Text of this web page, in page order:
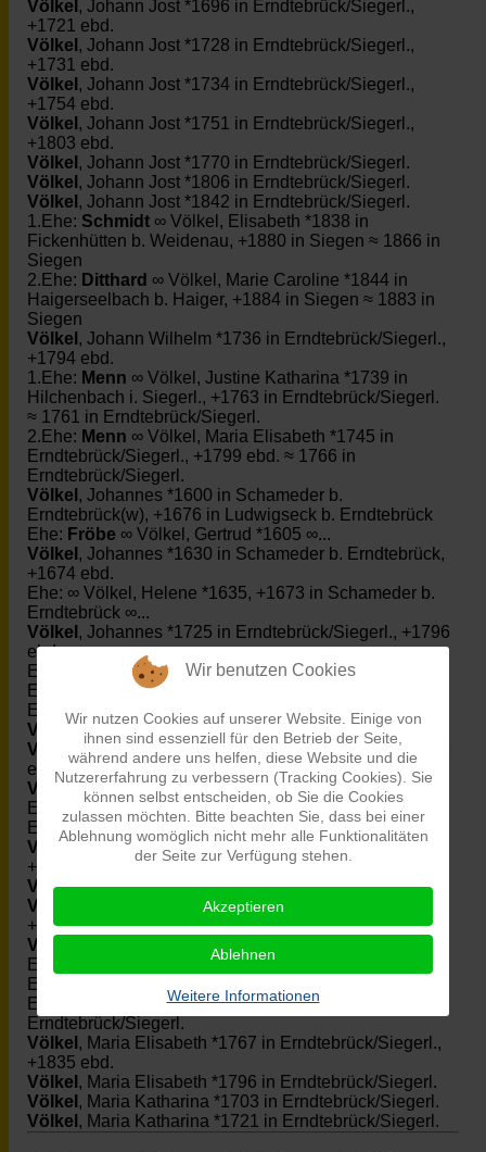
Völkel , Johann Jost *1696 in Erndtebrück/Siegerl.,
+1721 ebd.
Völkel , Johann Jost *1728 in Erndtebrück/Siegerl.,
+1731 ebd.
Völkel , Johann Jost *1734 in Erndtebrück/Siegerl.,
+1754 ebd.
Völkel , Johann Jost *1751 in Erndtebrück/Siegerl.,
+1803 ebd.
Völkel , Johann Jost *1770 in Erndtebrück/Siegerl.
Völkel , Johann Jost *1806 in Erndtebrück/Siegerl.
Völkel , Johann Jost *1842 in Erndtebrück/Siegerl.
1.Ehe: Schmidt ∞ Völkel, Elisabeth *1838 in
Fickenhütten b. Weidenau, +1880 in Siegen ≈ 1866 in
Siegen
2.Ehe: Ditthard ∞ Völkel, Marie Caroline *1844 in
Haigerseelbach b. Haiger, +1884 in Siegen ≈ 1883 in
Siegen
Völkel , Johann Wilhelm *1736 in Erndtebrück/Siegerl.,
+1794 ebd.
1.Ehe: Menn ∞ Völkel, Justine Katharina *1739 in
Hilchenbach i. Siegerl., +1763 in Erndtebrück/Siegerl.
≈ 1761 in Erndtebrück/Siegerl.
2.Ehe: Menn ∞ Völkel, Maria Elisabeth *1745 in
Erndtebrück/Siegerl., +1799 ebd. ≈ 1766 in
Erndtebrück/Siegerl.
Völkel , Johannes *1600 in Schameder b.
Erndtebrück(w), +1676 in Ludwigseck b. Erndtebrück
Ehe: Fröbe ∞ Völkel, Gertrud *1605 ∞...
Völkel , Johannes *1630 in Schameder b. Erndtebrück,
+1674 ebd.
Ehe: ∞ Völkel, Helene *1635, +1673 in Schameder b.
Erndtebrück ∞...
Völkel , Johannes *1725 in Erndtebrück/Siegerl., +1796
ebd.
Ehe:
∞ Völkel, Anna Maria *1720 in
Erndtebrück/Siegerl., +1785 ebd. ≈ 1747 in
Erndtebrück/Siegerl.
Völkel, Johannes *1778 in Erndtebrück/Siegerl.
Völkel
, Johannes *1794 in Erndtebrück/Siegerl., +1795
ebd.
Völkel, Johannes *1815 in Erndtebrück/Siegerl.
Ehe:
Schneider∞ Völkel, Christine *1817 in
Erndtebrück/Siegerl. ≈ 1842 in Erndtebrück/Siegerl.
Völkel, Jost Henrich *1738 in Erndtebrück/Siegerl.,
+1740 ebd.
Völkel, Karoline *1849 in Erndtebrück/Siegerl.
Völkel
, Maria Elisabeth *1756 in Erndtebrück/Siegerl.,
+1827 ebd.
Völkel
∞ Völkel, Maria Elisabeth *1763 in
Erndtebrück/Siegerl.
Ehe:
Erndtebrück/Siegerl., +1821 ebd. ≈ 1789 in
Erndtebrück/Siegerl.
Völkel , Maria Elisabeth *1767 in Erndtebrück/Siegerl.,
+1835 ebd.
Völkel , Maria Elisabeth *1796 in Erndtebrück/Siegerl.
Völkel , Maria Katharina *1703 in Erndtebrück/Siegerl.
Völkel , Maria Katharina *1721 in Erndtebrück/Siegerl.
Wir benutzen Cookies
Wir nutzen Cookies auf unserer Website. Einige von
ihnen sind essenziell für den Betrieb der Seite,
während andere uns helfen, diese Website und die
Nutzererfahrung zu verbessern (Tracking Cookies). Sie
können selbst entscheiden, ob Sie die Cookies
zulassen möchten. Bitte beachten Sie, dass bei einer
Ablehnung womöglich nicht mehr alle Funktionalitäten
der Seite zur Verfügung stehen.
Akzeptieren
Ablehnen
Weitere Informationen